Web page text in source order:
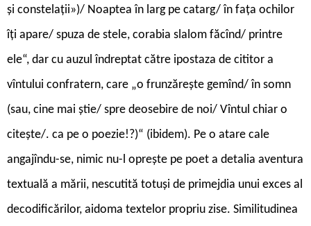
și constelații»)/ Noaptea în larg pe catarg/ în fața ochilor
îți apare/ spuza de stele, corabia slalom făcînd/ printre
ele“, dar cu auzul îndreptat către ipostaza de cititor a
vîntului confratern, care „o frunzărește gemînd/ în somn
(sau, cine mai știe/ spre deosebire de noi/ Vîntul chiar o
citește/. ca pe o poezie!?)“ (ibidem). Pe o atare cale
angajîndu-se, nimic nu-l oprește pe poet a detalia aventura
textuală a mării, nescutită totuși de primejdia unui exces al
decodificărilor, aidoma textelor propriu zise. Similitudinea